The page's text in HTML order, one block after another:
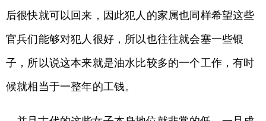
后很快就可以回来，因此犯人的家属也同样希望这些
官兵们能够对犯人很好，所以也往往就会塞一些银
子，所以说这本来就是油水比较多的一个工作，有时
候就相当于一整年的工钱。